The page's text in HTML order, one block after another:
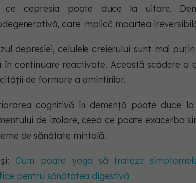
ce depresia poate duce la uitare.
care implică moartea
depresiei, celulele creierului sunt mai
în continuare reactivate. Această scădere a
de formare a amintirilor.
cognitivă în demență poate duce
de izolare, ceea ce poate exacerba
de sănătate mintală.
și:Cum poate yoga să trateze
pentru sănătatea digestivă